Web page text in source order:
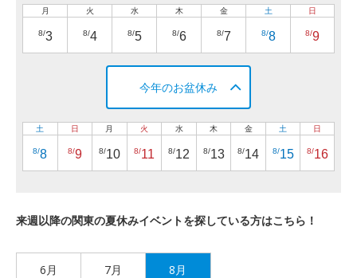
月
8/3
火
8/4
水
8/5
木
8/6
金
8/7
土
8/8
日
8/9
今年のお盆休み
土
8/8
日
8/9
月
8/10
火
8/11
水
8/12
木
8/13
金
8/14
土
8/15
日
8/16
来週以降の関東の夏休みイベントを探している方はこちら！
6月 7月 8月